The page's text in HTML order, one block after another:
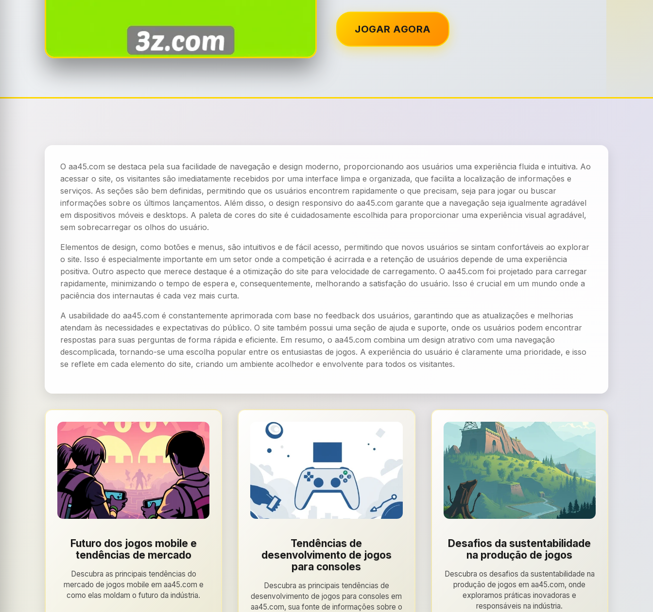
JOGAR AGORA
O aa45.com se destaca pela sua facilidade de navegação e design moderno, proporcionando aos usuários uma experiência fluida e intuitiva. Ao
acessar o site, os visitantes são imediatamente recebidos por uma interface limpa e organizada, que facilita a localização de informações e
serviços. As seções são bem definidas, permitindo que os usuários encontrem rapidamente o que precisam, seja para jogar ou buscar
informações sobre os últimos lançamentos. Além disso, o design responsivo do aa45.com garante que a navegação seja igualmente agradável
em dispositivos móveis e desktops. A paleta de cores do site é cuidadosamente escolhida para proporcionar uma experiência visual agradável,
sem sobrecarregar os olhos do usuário.
Elementos de design, como botões e menus, são intuitivos e de fácil acesso, permitindo que novos usuários se sintam confortáveis ao explorar
o site. Isso é especialmente importante em um setor onde a competição é acirrada e a retenção de usuários depende de uma experiência
positiva. Outro aspecto que merece destaque é a otimização do site para velocidade de carregamento. O aa45.com foi projetado para carregar
rapidamente, minimizando o tempo de espera e, consequentemente, melhorando a satisfação do usuário. Isso é crucial em um mundo onde a
paciência dos internautas é cada vez mais curta.
A usabilidade do aa45.com é constantemente aprimorada com base no feedback dos usuários, garantindo que as atualizações e melhorias
atendam às necessidades e expectativas do público. O site também possui uma seção de ajuda e suporte, onde os usuários podem encontrar
respostas para suas perguntas de forma rápida e eficiente. Em resumo, o aa45.com combina um design atrativo com uma navegação
descomplicada, tornando-se uma escolha popular entre os entusiastas de jogos. A experiência do usuário é claramente uma prioridade, e isso
se reflete em cada elemento do site, criando um ambiente acolhedor e envolvente para todos os visitantes.
Futuro dos jogos mobile e
tendências de mercado
Descubra as principais tendências do
mercado de jogos mobile em aa45.com e
como elas moldam o futuro da indústria.
Tendências de
desenvolvimento de jogos
para consoles
Descubra as principais tendências de
desenvolvimento de jogos para consoles em
aa45.com, sua fonte de informações sobre o
Desafios da sustentabilidade
na produção de jogos
Descubra os desafios da sustentabilidade na
produção de jogos em aa45.com, onde
exploramos práticas inovadoras e
responsáveis na indústria.